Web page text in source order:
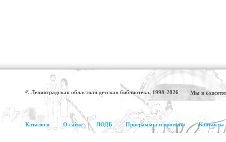
© Ленинградская областная детская библиотека, 1998-2026 Мы в
Каталоги О сайте ЛОДБ Программы и проекты Контакты